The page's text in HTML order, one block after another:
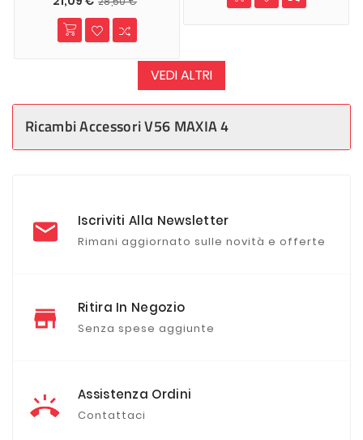
VEDI ALTRI
Ricambi Accessori V56 MAXIA 4
Iscriviti Alla Newsletter
Rimani aggiornato sulle novità e offerte
Ritira In Negozio
Senza spese aggiunte
Assistenza Ordini
Contattaci